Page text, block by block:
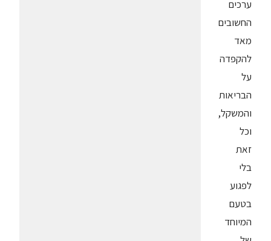
ערכים
החשובים
מאד
להקפדה
על
הבריאות
והמשקל,
וכל
זאת
בלי
לפגוע
בטעם
המיוחד